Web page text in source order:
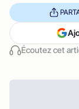
Écoutez cet